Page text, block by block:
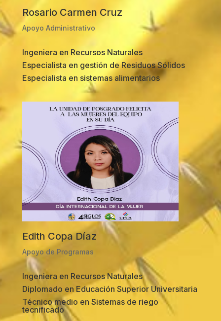
Rosario Carmen Cruz
Apoyo Administrativo
Ingeniera en Recursos Naturales
Especialista en gestión de Residuos Sólidos
Especialista en sistemas alimentarios
Edith Copa Díaz
Apoyo de Programas
Ingeniera en Recursos Naturales
Diplomado en Educación Superior Universitaria
Técnico medio en Sistemas de riego
tecnificado